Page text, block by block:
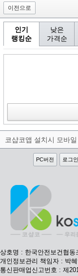
이전으로
인기
랭킹순
낮은
가격순
PC버전 로그인
상호명 : 한국안전보건협
개인정보관리 책임자 : 박
통신판매업신고번호 : 제